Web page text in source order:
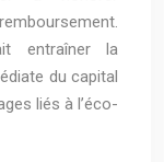
entraîner la
du capital
liés à l’éco-